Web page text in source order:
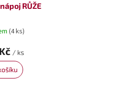
RŮŽE
(4 ks)
/ ks